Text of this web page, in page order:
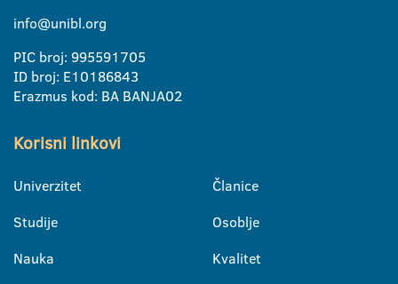
info@unibl.org
PIC broj: 995591705
ID broj: E10186843
Erazmus kod: BA BANJA02
Korisni linkovi
Univerzitet
Studije
Nauka
Članice
Osoblje
Kvalitet